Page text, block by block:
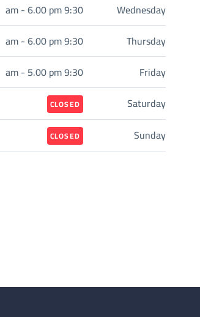
Wednesday
9:30 am - 6.00 pm
Thursday
9:30 am - 6.00 pm
Friday
9:30 am - 5.00 pm
Saturday
CLOSED
Sunday
CLOSED